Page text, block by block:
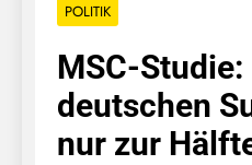
POLITIK
MSC-
deutschen
nur zur